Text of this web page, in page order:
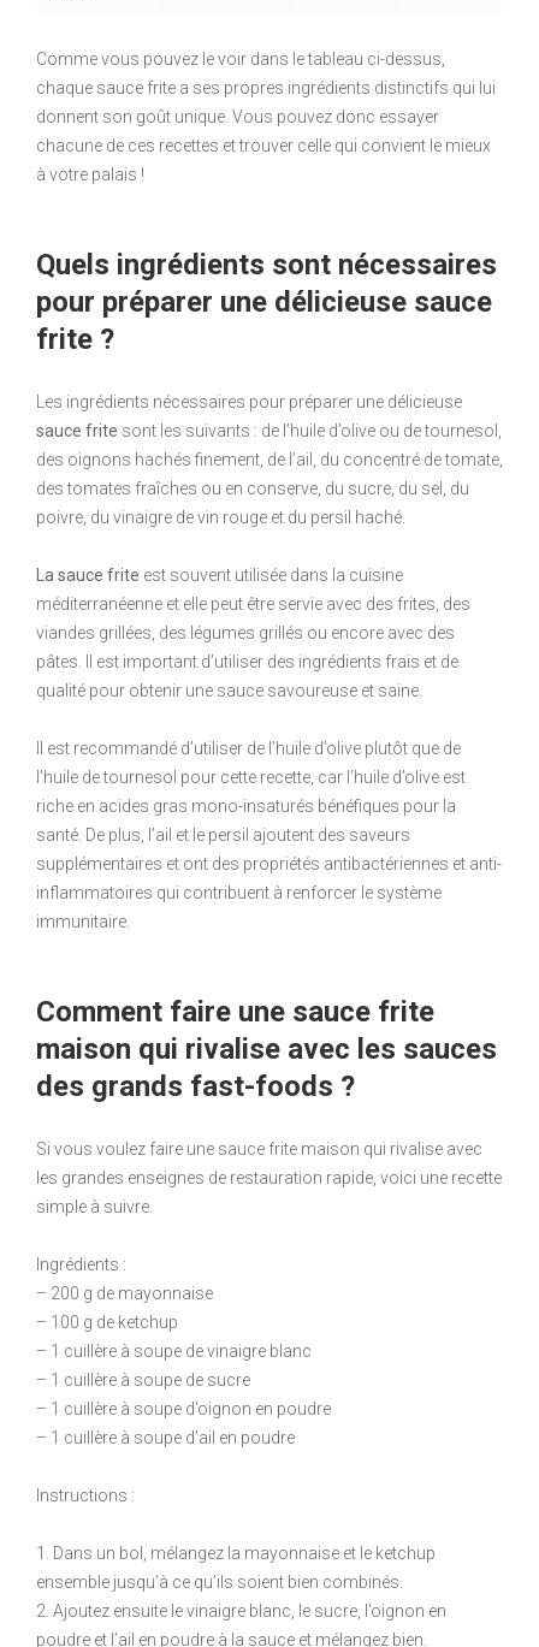
Comme vous pouvez le voir dans le tableau ci-dessus,
chaque sauce frite a ses propres ingrédients distinctifs qui lui
donnent son goût unique. Vous pouvez donc essayer
chacune de ces recettes et trouver celle qui convient le mieux
à votre palais !
Quels ingrédients sont nécessaires
pour préparer une délicieuse sauce
frite ?
Les ingrédients nécessaires pour préparer une délicieuse
sauce frite sont les suivants : de l’huile d’olive ou de tournesol,
des oignons hachés finement, de l’ail, du concentré de tomate,
des tomates fraîches ou en conserve, du sucre, du sel, du
poivre, du vinaigre de vin rouge et du persil haché.
La sauce frite est souvent utilisée dans la cuisine
méditerranéenne et elle peut être servie avec des frites, des
viandes grillées, des légumes grillés ou encore avec des
pâtes. Il est important d’utiliser des ingrédients frais et de
qualité pour obtenir une sauce savoureuse et saine.
Il est recommandé d’utiliser de l’huile d’olive plutôt que de
l’huile de tournesol pour cette recette, car l’huile d’olive est
riche en acides gras mono-insaturés bénéfiques pour la
santé. De plus, l’ail et le persil ajoutent des saveurs
supplémentaires et ont des propriétés antibactériennes et anti-
inflammatoires qui contribuent à renforcer le système
immunitaire.
Comment faire une sauce frite
maison qui rivalise avec les sauces
des grands fast-foods ?
Si vous voulez faire une sauce frite maison qui rivalise avec
les grandes enseignes de restauration rapide, voici une recette
simple à suivre.
Ingrédients :
– 200 g de mayonnaise
– 100 g de ketchup
– 1 cuillère à soupe de vinaigre blanc
– 1 cuillère à soupe de sucre
– 1 cuillère à soupe d’oignon en poudre
– 1 cuillère à soupe d’ail en poudre
Instructions :
1. Dans un bol, mélangez la mayonnaise et le ketchup
ensemble jusqu’à ce qu’ils soient bien combinés.
2. Ajoutez ensuite le vinaigre blanc, le sucre, l’oignon en
poudre et l’ail en poudre à la sauce et mélangez bien.